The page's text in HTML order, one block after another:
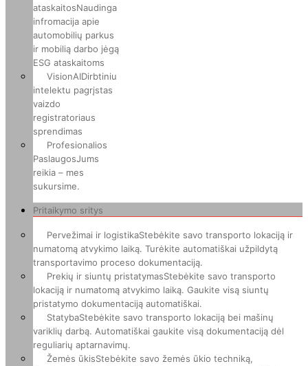
ataskaitosNaudinga
infromacija apie
automobilių parkus
ir mobilią darbo jėgą
ESG ataskaitoms
VisionAIDirbtiniu
intelektu pagrįstas
vaizdo
registratoriaus
sprendimas
Profesionalios
PaslaugosJums
reikia – mes
sukursime.
Pritaikymo sritys
Pervežimai ir logistikaStebėkite savo transporto lokaciją ir
numatomą atvykimo laiką. Turėkite automatiškai užpildytą
transportavimo proceso dokumentaciją.
Prekių ir siuntų pristatymasStebėkite savo transporto
lokaciją ir numatomą atvykimo laiką. Gaukite visą siuntų
pristatymo dokumentaciją automatiškai.
StatybaStebėkite savo transporto lokaciją bei mašinų
variklių darbą. Automatiškai gaukite visą dokumentaciją dėl
reguliarių aptarnavimų.
Žemės ūkisStebėkite savo žemės ūkio techniką,